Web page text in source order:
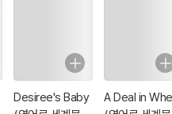
Desiree's Baby
A Deal in